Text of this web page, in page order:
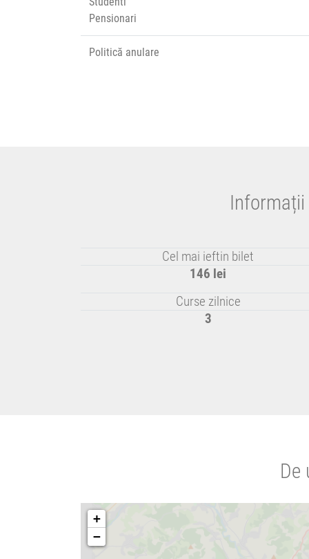
Pensionari
Politică anulare
Informații
Cel mai ieftin bilet
146 lei
Curse zilnice
3
De
+
−